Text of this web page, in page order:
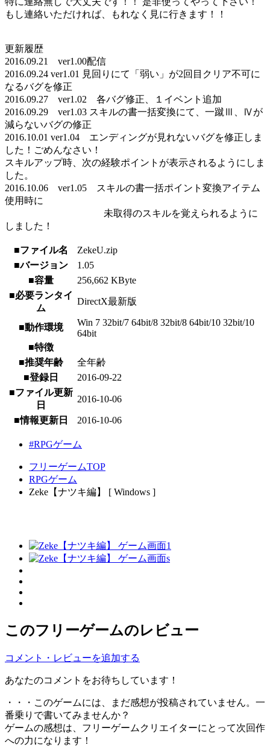
もし連絡いただければ、もれなく見に行きます！！
更新履歴
2016.09.21 ver1.00配信
2016.09.24 ver1.01 見回りにて「弱い」が2回目クリア不可に
なるバグを修正
2016.09.27 ver1.02 各バグ修正、１イベント追加
2016.09.29 ver1.03 スキルの書一括変換にて、一蹴Ⅲ、Ⅳが
減らないバグの修正
2016.10.01 ver1.04 エンディングが見れないバグを修正しま
した！ごめんなさい！
スキルアップ時、次の経験ポイントが表示されるようにしま
した。
2016.10.06 ver1.05 スキルの書一括ポイント変換アイテム
使用時に
未取得のスキルを覚えられるように
しました！
■ファイル名
ZekeU.zip
■バージョン
1.05
■容量
256,662 KByte
■必要ランタイ
ム
DirectX最新版
■動作環境
Win 7 32bit/7 64bit/8 32bit/8 64bit/10 32bit/10
64bit
■特徴
■推奨年齢
全年齢
■登録日
2016-09-22
■ファイル更新
日
2016-10-06
■情報更新日 2016-10-06
#RPGゲーム
フリーゲームTOP
RPGゲーム
Zeke【ナツキ編】 [ Windows ]
このフリーゲームのレビュー
コメント・レビューを追加する
あなたのコメントをお待ちしています！
・・・このゲームには、まだ感想が投稿されていません。一
番乗りで書いてみませんか？
ゲームの感想は、フリーゲームクリエイターにとって次回作
への力になります！